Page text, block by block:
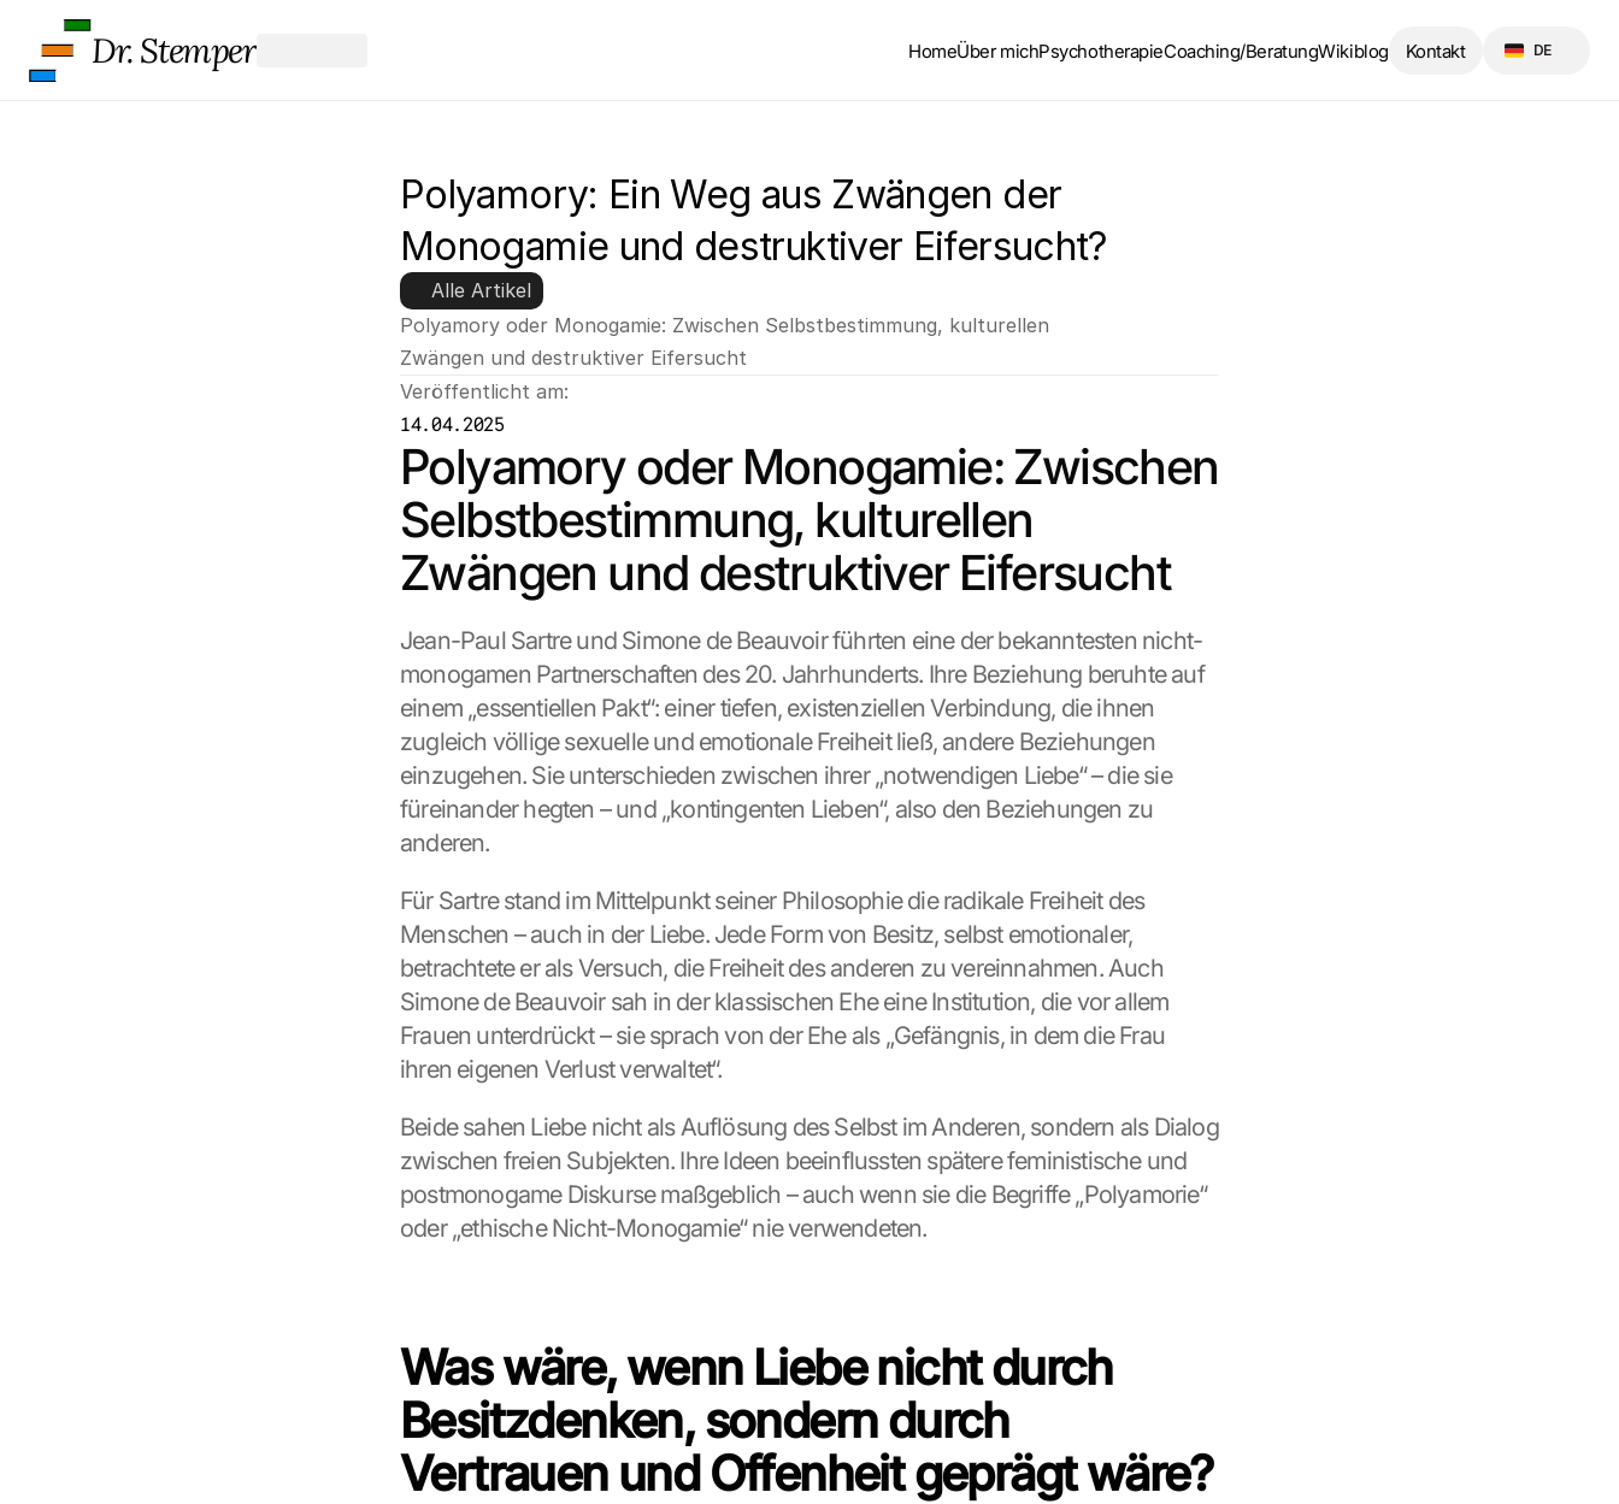
Polyamory: Ein Weg aus Zwängen der
Monogamie und destruktiver Eifersucht?
Alle Artikel
Polyamory oder Monogamie: Zwischen Selbstbestimmung, kulturellen
Zwängen und destruktiver Eifersucht
Veröffentlicht am:
14.04.2025
Polyamory oder Monogamie: Zwischen
Selbstbestimmung, kulturellen
Zwängen und destruktiver Eifersucht
Jean-Paul Sartre und Simone de Beauvoir führten eine der bekanntesten nicht-
monogamen Partnerschaften des 20. Jahrhunderts. Ihre Beziehung beruhte auf
einem „essentiellen Pakt“: einer tiefen, existenziellen Verbindung, die ihnen
zugleich völlige sexuelle und emotionale Freiheit ließ, andere Beziehungen
einzugehen. Sie unterschieden zwischen ihrer „notwendigen Liebe“ – die sie
füreinander hegten – und „kontingenten Lieben“, also den Beziehungen zu
anderen.
Für Sartre stand im Mittelpunkt seiner Philosophie die radikale Freiheit des
Menschen – auch in der Liebe. Jede Form von Besitz, selbst emotionaler,
betrachtete er als Versuch, die Freiheit des anderen zu vereinnahmen. Auch
Simone de Beauvoir sah in der klassischen Ehe eine Institution, die vor allem
Frauen unterdrückt – sie sprach von der Ehe als „Gefängnis, in dem die Frau
ihren eigenen Verlust verwaltet“.
Beide sahen Liebe nicht als Auflösung des Selbst im Anderen, sondern als Dialog
zwischen freien Subjekten. Ihre Ideen beeinflussten spätere feministische und
postmonogame Diskurse maßgeblich – auch wenn sie die Begriffe „Polyamorie“
oder „ethische Nicht-Monogamie“ nie verwendeten.
Was wäre, wenn Liebe nicht durch
Besitzdenken, sondern durch
Vertrauen und Offenheit geprägt wäre?
Dr. Stemper HomeÜber michPsychotherapieCoaching/BeratungWikiblog Kontakt DE